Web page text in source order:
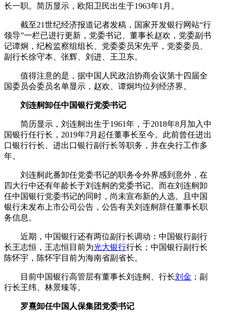
长一职。简历显示，欧阳卫民出生于1963年1月。
截至21世纪经济报道记者发稿，国家开发银行网站“行
领导”一栏已进行更新，党委书记、董事长赵欢，党委副书
记谭炯，纪检监察组组长、党委委员宋先平，党委委员、
副行长徐守本、张辉、刘进、王卫东。
值得注意的是，据中国人民政治协商会议第十四届全
国委员会委员名单显示，赵欢、谭炯均位列经济界。
刘连舸卸任中国银行党委书记
简历显示，刘连舸出生于1961年，于2018年8月加入中
国银行任行长，2019年7月起任董事长至今。此前曾任进出
口银行行长、进出口银行副行长等职务，并在央行工作多
年。
刘连舸此番卸任党委书记的职务令外界感到意外，在
四大行中还有年龄长于刘连舸的党委书记。而在刘连舸卸
任中国银行党委书记的同时，尚未宣布新的人选。且中国
银行未发布上市公司公告，公告有关刘连舸辞任董事长职
务信息。
近期，中国银行还有两位副行长调动：中国银行副行
长王志恒，王志恒目前为光大银行行长；中国银行副行长
陈怀宇，陈怀宇目前为海南省副省长。
目前中国银行高管层有董事长刘连舸、行长刘金 ；副
行长王纬、林景臻等。
罗熹卸任中国人保集团党委书记